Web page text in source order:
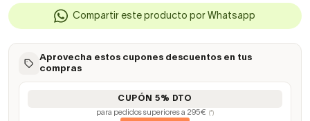
Compartir este producto por Whatsapp
Aprovecha estos cupones descuentos en tus
compras
CUPÓN 5% DTO
para pedidos superiores a 295€ (*)